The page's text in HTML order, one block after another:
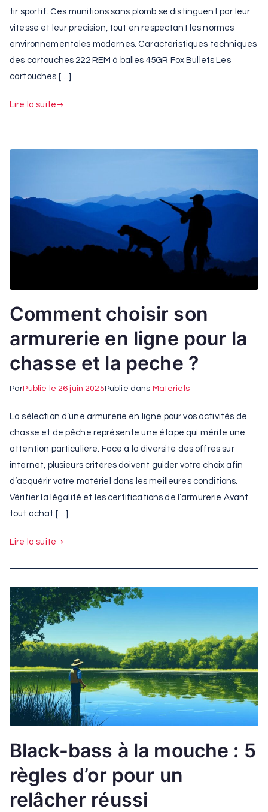
tir sportif. Ces munitions sans plomb se distinguent par leur
vitesse et leur précision, tout en respectant les normes
environnementales modernes. Caractéristiques techniques
des cartouches 222 REM à balles 45GR Fox Bullets Les
cartouches […]
Lire la suite
Comment choisir son
armurerie en ligne pour la
chasse et la peche ?
ParPublié le 26 juin 2025 Publié dans Materiels
La sélection d’une armurerie en ligne pour vos activités de
chasse et de pêche représente une étape qui mérite une
attention particulière. Face à la diversité des offres sur
internet, plusieurs critères doivent guider votre choix afin
d’acquérir votre matériel dans les meilleures conditions.
Vérifier la légalité et les certifications de l’armurerie Avant
tout achat […]
Lire la suite
Black-bass à la mouche : 5
règles d’or pour un
relâcher réussi